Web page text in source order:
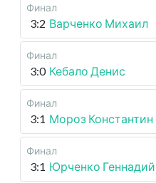
Финал
3:2 Варченко Михаил
Финал
3:0 Кебало Денис
Финал
3:1 Мороз Константин
Финал
3:1 Юрченко Геннадий